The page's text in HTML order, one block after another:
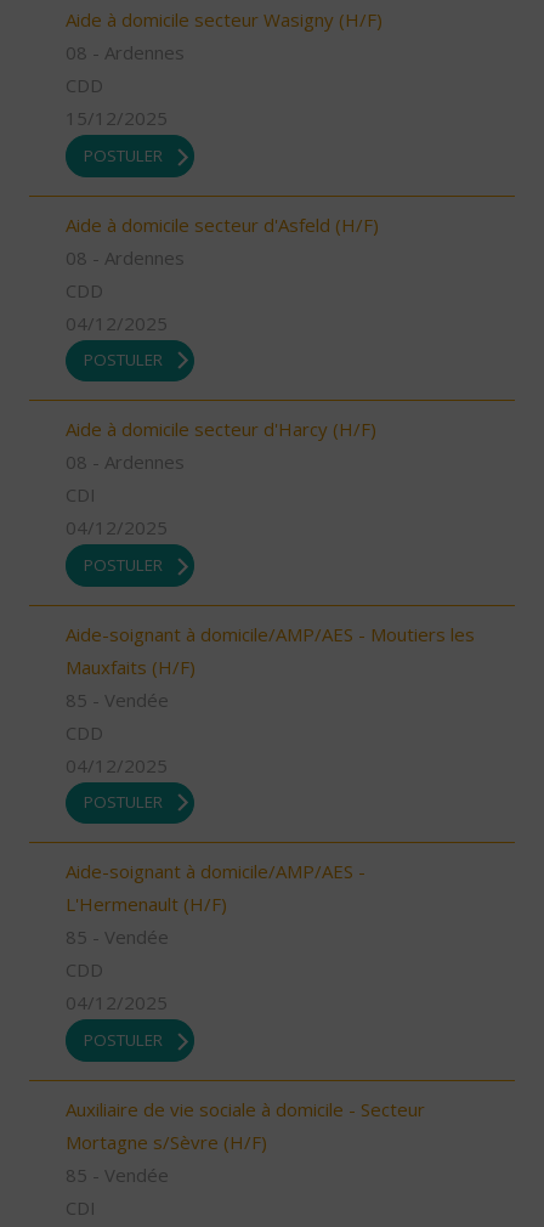
Aide à domicile secteur Wasigny (H/F)
08 - Ardennes
CDD
15/12/2025
POSTULER
Aide à domicile secteur d'Asfeld (H/F)
08 - Ardennes
CDD
04/12/2025
POSTULER
Aide à domicile secteur d'Harcy (H/F)
08 - Ardennes
CDI
04/12/2025
POSTULER
Aide-soignant à domicile/AMP/AES - Moutiers les
Mauxfaits (H/F)
85 - Vendée
CDD
04/12/2025
POSTULER
Aide-soignant à domicile/AMP/AES -
L'Hermenault (H/F)
85 - Vendée
CDD
04/12/2025
POSTULER
Auxiliaire de vie sociale à domicile - Secteur
Mortagne s/Sèvre (H/F)
85 - Vendée
CDI